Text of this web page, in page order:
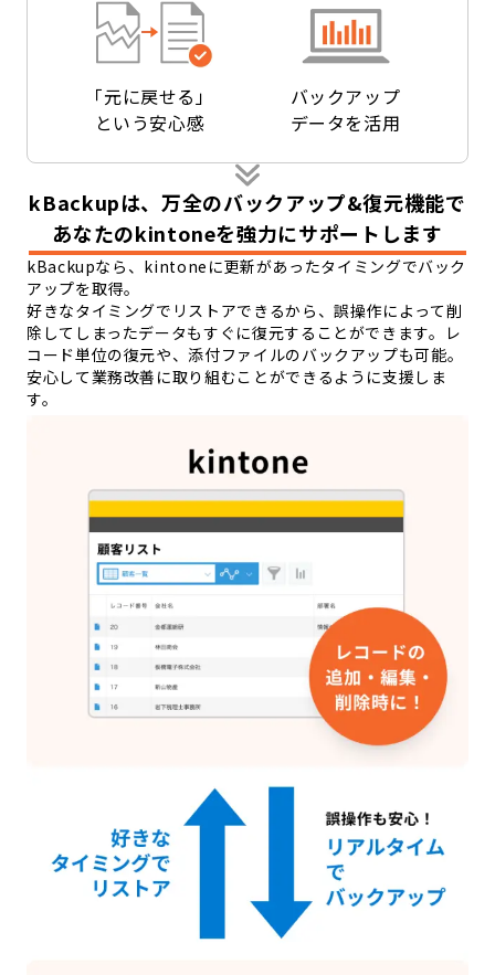
「元に戻せる」
という安心感
バックアップ
データを活用
kBackupは、万全のバックアップ&復元機能で
あなたのkintoneを強力にサポートします
kBackupなら、kintoneに更新があったタイミングでバック
アップを取得。
好きなタイミングでリストアできるから、誤操作によって削
除してしまったデータもすぐに復元することができます。レ
コード単位の復元や、添付ファイルのバックアップも可能。
安心して業務改善に取り組むことができるように支援しま
す。